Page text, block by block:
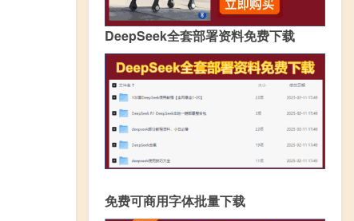
DeepSeek全套部署资料免费下载
免费可商用字体批量下载